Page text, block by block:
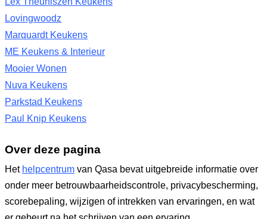
Lovingwoodz
Marquardt Keukens
ME Keukens & Interieur
Mooier Wonen
Nuva Keukens
Parkstad Keukens
Paul Knip Keukens
Over deze pagina
Het helpcentrum van Qasa bevat uitgebreide informatie over
onder meer betrouwbaarheidscontrole, privacybescherming,
scorebepaling, wijzigen of intrekken van ervaringen, en wat